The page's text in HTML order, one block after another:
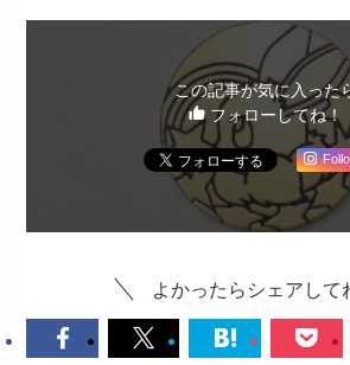
この記事が気に入った
フォローしてね！
よかったらシェアして